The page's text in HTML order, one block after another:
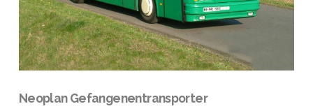
Neoplan Gefangenentransporter